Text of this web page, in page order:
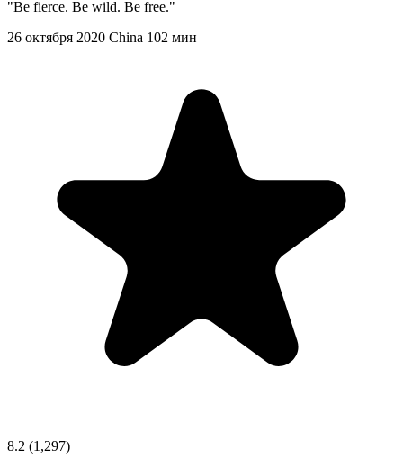
"Be fierce. Be wild. Be free."
26 октября 2020 China 102 мин
8.2 (1,297)